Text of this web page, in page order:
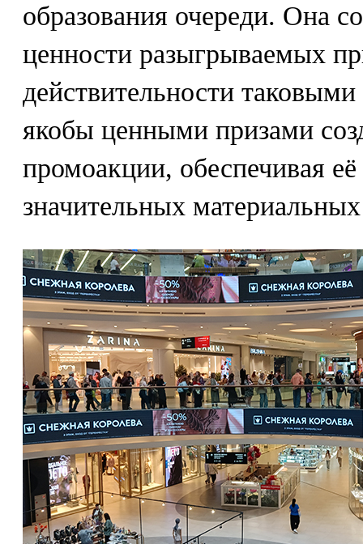
образования очереди. Она
ценности разыгрываемых
действительности
якобы ценными призами
промоакции, обеспечивая её
значительных материальных